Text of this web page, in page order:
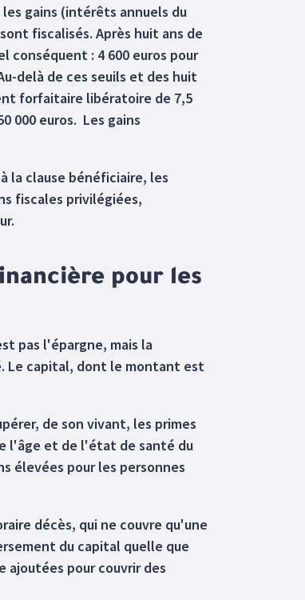
gains (intérêts annuels du
fiscalisés. Après huit ans de
: 4 600 euros pour
delà de ces seuils et des huit
forfaitaire libératoire de 7,5
000 euros. Les gains
la clause bénéficiaire, les
fiscales privilégiées,
pour les
pas l'épargne, mais la
Le capital, dont le montant est
de son vivant, les primes
l'âge et de l'état de santé du
élevées pour les personnes
décès, qui ne couvre qu'une
du capital quelle que
ajoutées pour couvrir des